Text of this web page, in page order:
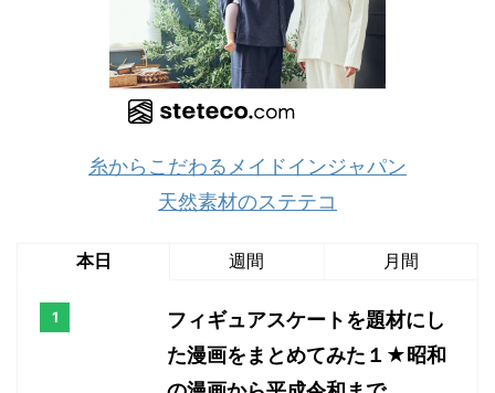
糸からこだわるメイドインジャパン
天然素材のステテコ
本日 週間 月間
フィギュアスケートを題材にし
た漫画をまとめてみた１★昭和